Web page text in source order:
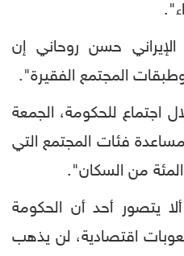
حسن روحاني إن
المجتمع الفقيرة".
اجتماع للحكومة، الجمعة
فئات المجتمع التي
يتصور أحد أن الحكومة
اقتصادية، لن يذهب